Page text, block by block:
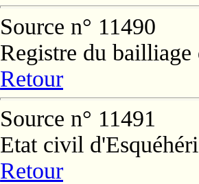
Source n° 11490
Registre du
Retour
Source n° 11491
Etat civil
Retour